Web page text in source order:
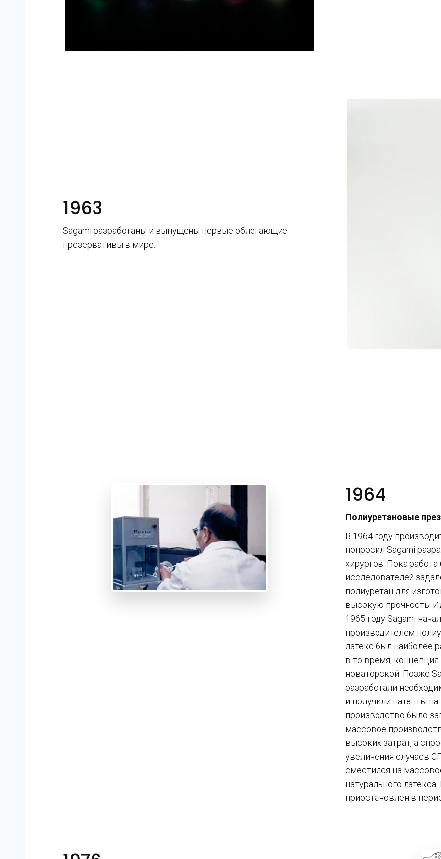
1963
Sagami разработаны и выпущены первые облегающие
презервативы в мире.
1964
Полиуретановые
В 1964 году
попросил Sagami
хирургов. Пока
исследователей
полиуретан для
высокую прочность.
1965 году Sagami
производителем
латекс был наиболее
в то время,
новаторской. Позже
разработали
и получили патенты
производство было
массовое
высоких затрат, а
увеличения случаев
сместился на
натурального
приостановлен в